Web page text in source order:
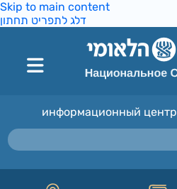
Skip to main content
דלג לתפריט תחתון
информационный центр